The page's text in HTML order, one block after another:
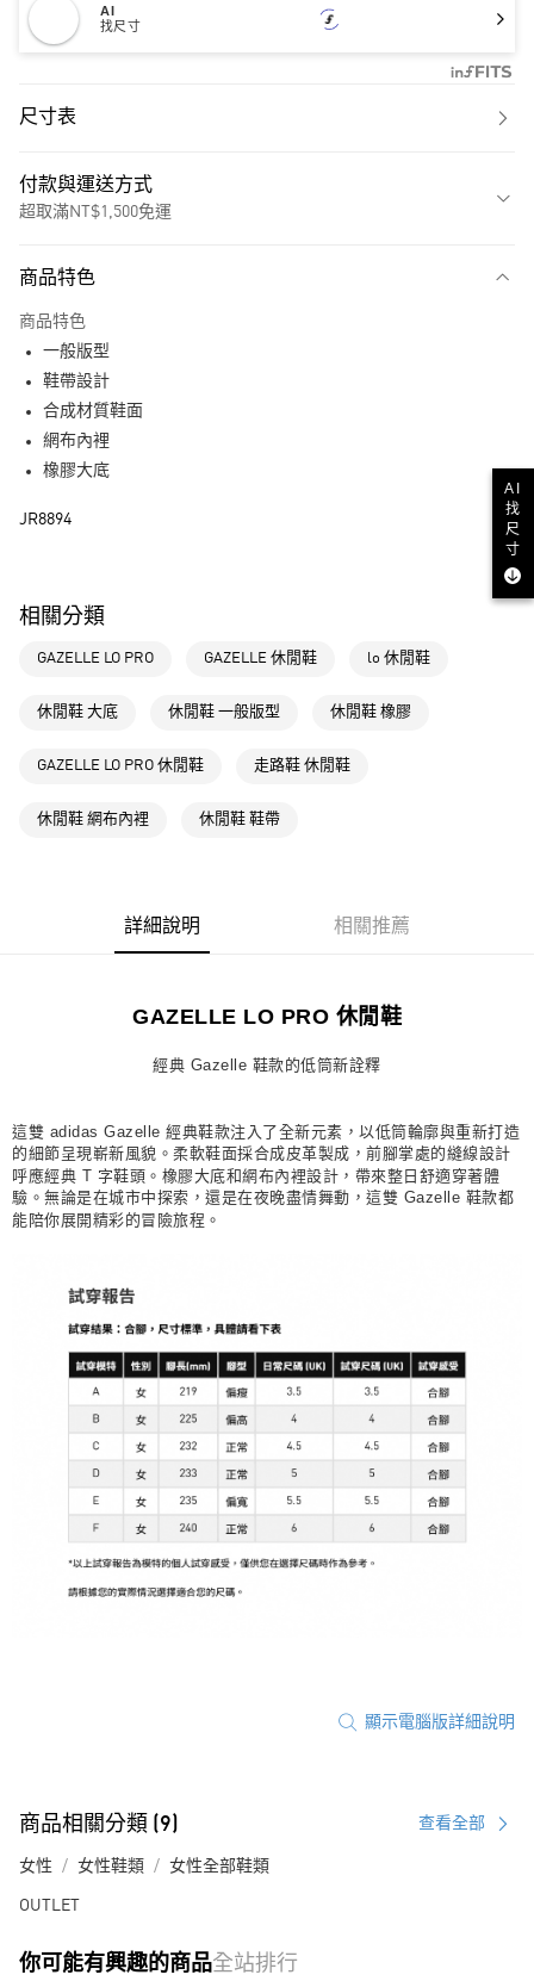
AI
找尺寸
尺寸表
付款與運送方式
超取滿NT$1,500免運
LINE Pay
全家取貨付款
付款後全家取貨
每筆NT$80，滿NT$1,500(含以上)免運費
7-11取貨付款
每筆NT$80，滿NT$1,500(含以上)免運費
每筆NT$80，滿NT$1,500(含以上)免運費
商品特色
商品特色
一般版型
鞋帶設計
合成材質鞋面
網布內裡
橡膠大底
JR8894
相關分類
GAZELLE LO PRO GAZELLE 休閒鞋 lo 休閒鞋
休閒鞋 大底 休閒鞋 一般版型 休閒鞋 橡膠
GAZELLE LO PRO 休閒鞋 走路鞋 休閒鞋
休閒鞋 網布內裡 休閒鞋 鞋帶
詳細說明 相關推薦
GAZELLE LO PRO 休閒鞋
經典 Gazelle 鞋款的低筒新詮釋
這雙 adidas Gazelle 經典鞋款注入了全新元素，以低筒輪廓與重新打造
的細節呈現嶄新風貌。柔軟鞋面採合成皮革製成，前腳掌處的縫線設計
呼應經典 T 字鞋頭。橡膠大底和網布內裡設計，帶來整日舒適穿著體
驗。無論是在城市中探索，還是在夜晚盡情舞動，這雙 Gazelle 鞋款都
能陪你展開精彩的冒險旅程。
顯示電腦版詳細說明
商品相關分類 (9) 查看全部
女性 女性鞋類 女性全部鞋類
OUTLET
你可能有興趣的商品全站排行
AI
找
尺
寸